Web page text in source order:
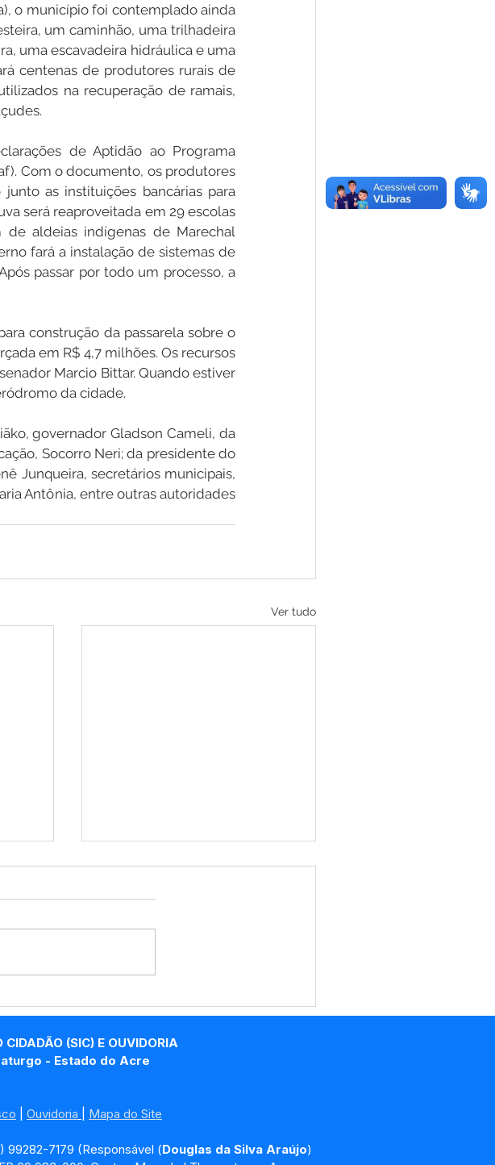
o município foi contemplado ainda
um caminhão, uma trilhadeira
uma escavadeira hidráulica e uma
centenas de produtores rurais de
na recuperação de ramais,
de Aptidão ao Programa
Com o documento, os produtores
as instituições bancárias para
será reaproveitada em 29 escolas
de aldeias indígenas de Marechal
fará a instalação de sistemas de
passar por todo um processo, a
construção da passarela sobre o
em R$ 4,7 milhões. Os recursos
Marcio Bittar. Quando estiver
da cidade.
governador Gladson Cameli, da
Socorro Neri; da presidente do
Junqueira, secretários municipais,
Antônia, entre outras autoridades
Ver tudo
Ouro Branco à
(SIC) E OUVIDORIA
- Estado do Acre
Ouvidoria Mapa do Site
99282-7179 (Responsável (Douglas da Silva Araújo)